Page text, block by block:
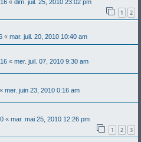
« dim. juil. 25, 2010 23:02 pm
1 2
« mar. juil. 20, 2010 10:40 am
« mer. juil. 07, 2010 9:30 am
« mer. juin 23, 2010 0:16 am
« mar. mai 25, 2010 12:26 pm
1 2 3